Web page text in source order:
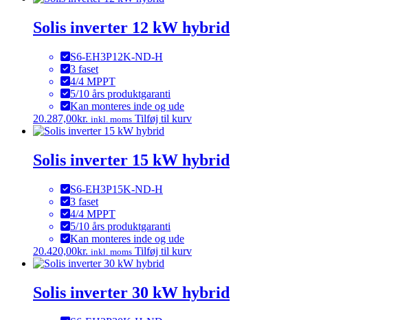
47.825,00kr..
er:
45.555,00kr..
Solis inverter 12 kW hybrid
S6-EH3P12K-ND-H
3 faset
4/4 MPPT
5/10 års produktgaranti
Kan monteres inde og ude
20.287,00kr. inkl. moms Tilføj til kurv
Solis inverter 15 kW hybrid
S6-EH3P15K-ND-H
3 faset
4/4 MPPT
5/10 års produktgaranti
Kan monteres inde og ude
20.420,00kr. inkl. moms Tilføj til kurv
Solis inverter 30 kW hybrid